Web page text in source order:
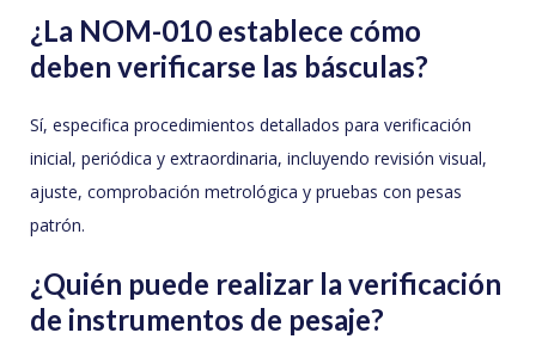
¿La NOM-010 establece cómo
deben verificarse las básculas?
Sí, especifica procedimientos detallados para verificación
inicial, periódica y extraordinaria, incluyendo revisión visual,
ajuste, comprobación metrológica y pruebas con pesas
patrón.
¿Quién puede realizar la verificación
de instrumentos de pesaje?